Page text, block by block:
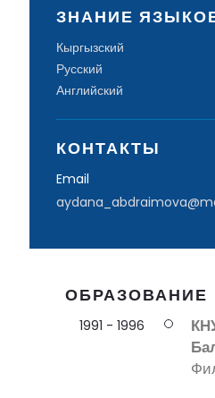
ЗНАНИЕ
Кыргызский
Русский
Английский
КОНТАКТЫ
Email
ОБРАЗОВАНИЕ
1991 - 1996